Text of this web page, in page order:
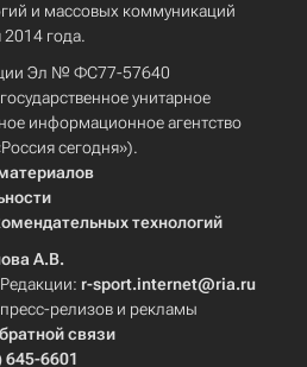
и массовых коммуникаций
года.
Эл № ФС77-57640
унитарное
информационное агентство
сегодня»).
технологий
А.В.
r-sport.internet@ria.ru
релизов и рекламы
связи
645-6601